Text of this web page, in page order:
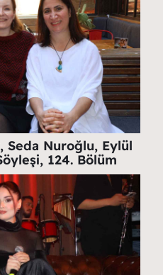
Seda Nuroğlu, Eylül
124. Bölüm